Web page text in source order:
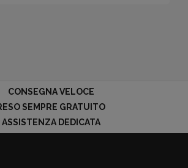
CONSEGNA VELOCE
SEMPRE GRATUITO
ASSISTENZA DEDICATA